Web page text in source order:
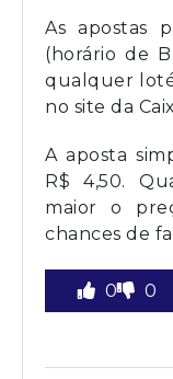
As apostas
(horário de
qualquer
no site da
A aposta
R$ 4,50.
maior o
chances de
0 0